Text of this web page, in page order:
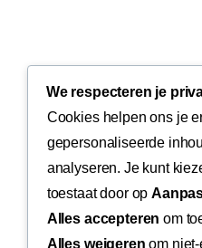
We respecteren je
Cookies helpen ons je
gepersonaliseerde
analyseren. Je kunt
toestaat door op
Alles accepteren om
Alles weigeren om